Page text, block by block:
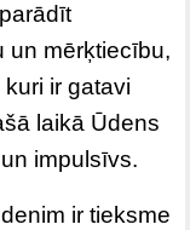
un mērķtiecību,
ir gatavi
laikā Ūdens
impulsīvs.
ir tieksme